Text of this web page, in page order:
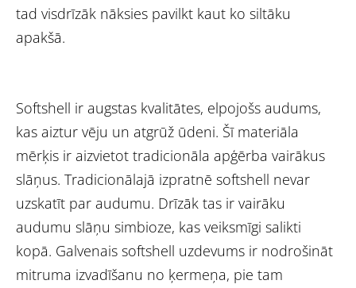
tad visdrīzāk nāksies pavilkt kaut ko siltāku
apakšā.
Softshell ir augstas kvalitātes, elpojošs audums,
kas aiztur vēju un atgrūž ūdeni. Šī materiāla
mērķis ir aizvietot tradicionāla apģērba vairākus
slāņus. Tradicionālajā izpratnē softshell nevar
uzskatīt par audumu. Drīzāk tas ir vairāku
audumu slāņu simbioze, kas veiksmīgi salikti
kopā. Galvenais softshell uzdevums ir nodrošināt
mitruma izvadīšanu no ķermeņa, pie tam